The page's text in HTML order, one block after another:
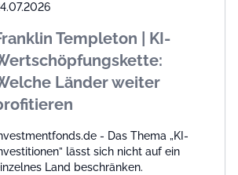
Templeton | KI-
Länder weiter
- Das Thema „KI-
lässt sich nicht auf ein
Land beschränken.